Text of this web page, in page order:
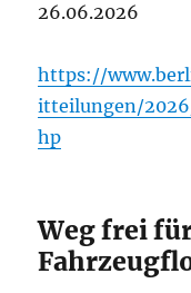
26.06.2026
https://
itteilungen/
hp
Weg frei